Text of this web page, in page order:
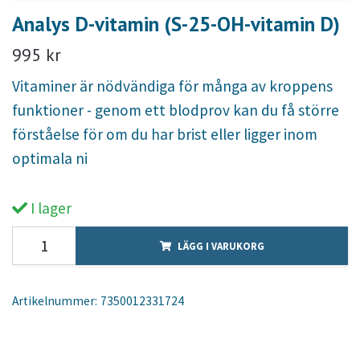
Analys D-vitamin (S-25-OH-vitamin D)
995 kr
Vitaminer är nödvändiga för många av kroppens
funktioner - genom ett blodprov kan du få större
förståelse för om du har brist eller ligger inom
optimala ni
I lager
LÄGG I VARUKORG
Artikelnummer: 7350012331724